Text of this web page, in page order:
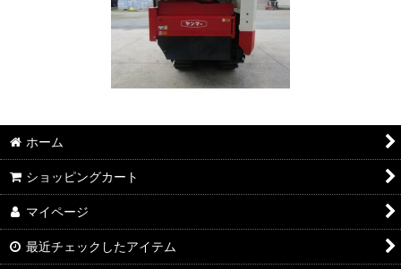
ホーム
ショッピングカート
マイページ
最近チェックしたアイテム